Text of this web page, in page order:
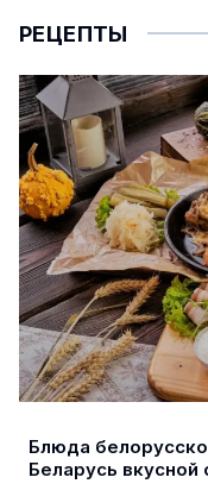
РЕЦЕПТЫ
Блюда
Беларусь вкусной